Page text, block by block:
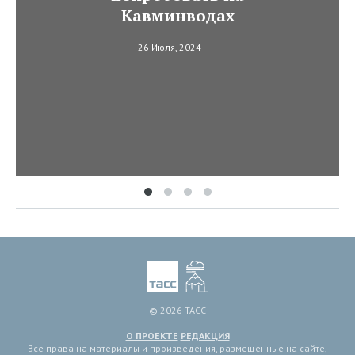
Кавминводах
26 Июля, 2024
© 2026 ТАСС
О ПРОЕКТЕ РЕДАКЦИЯ
Все права на материалы и произведения, размещенные на сайте,